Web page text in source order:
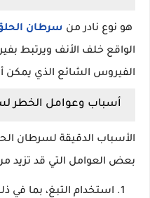
هو نوع نادر من سرطان
الفيروس الشائع الذي يمكن
أسباب وعوامل الخطر
الأسباب الدقيقة لسرطان
بعض العوامل التي قد تزيد
استخدام التبغ، بما في